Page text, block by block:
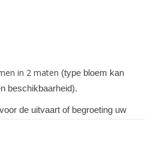
in 2 maten (type bloem kan
beschikbaarheid).
de uitvaart of begroeting uw